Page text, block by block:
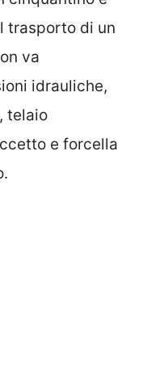
trasporto di un
va
idrauliche,
telaio
e forcella